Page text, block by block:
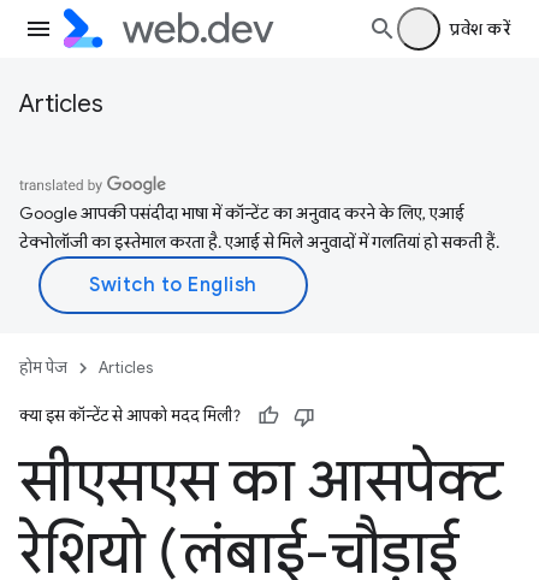
प्रवेश करें
Articles
Google आपकी पसंदीदा भाषा में कॉन्टेंट का अनुवाद करने के लिए, एआई
टेक्नोलॉजी का इस्तेमाल करता है. एआई से मिले अनुवादों में गलतियां हो सकती हैं.
होम पेज Articles
क्या इस कॉन्टेंट से आपको मदद मिली?
सीएसएस का आसपेक्ट
रेशियो (लंबाई-चौड़ाई